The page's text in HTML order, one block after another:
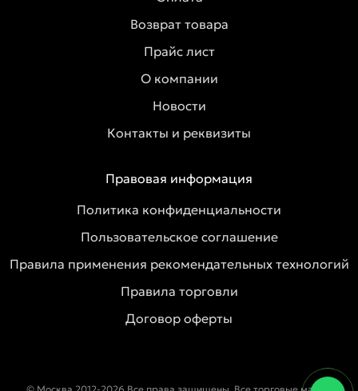
Возврат товара
Прайс лист
О компании
Новости
Контакты и реквизиты
Правовая информация
Политика конфиденциальности
Пользовательское соглашение
Правила применения рекомендательных технологий
Правила торговли
Договор оферты